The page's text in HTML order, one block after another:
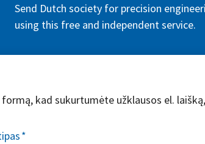
Send Dutch society for precision
using this free and independent service.
kad sukurtumėte užklausos el.
*